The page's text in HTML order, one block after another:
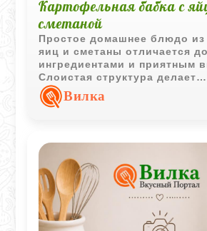
Картофельная бабка с
сметаной
Простое домашнее блюдо из
яиц и сметаны отличается
ингредиентами и приятным
Слоистая структура делает
картофельную бабку сытной
подходящей как для обеда,
Вилка